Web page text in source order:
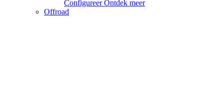
Configureer Ontdek meer
Offroad